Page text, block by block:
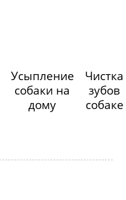
Усыпление
собаки на
дому
Чистка
зубов
собаке